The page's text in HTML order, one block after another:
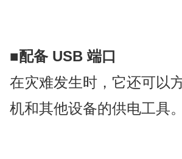
■配备 USB 端口
在灾难发生时，它还可以
机和其他设备的供电工具。